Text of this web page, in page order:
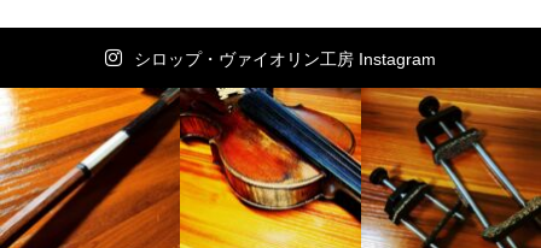
シロップ・ヴァイオリン工房 Instagram